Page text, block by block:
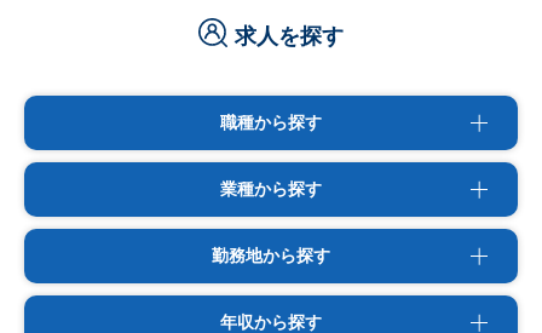
求人を探す
職種から探す
業種から探す
勤務地から探す
年収から探す